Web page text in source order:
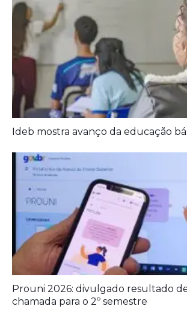
Ideb mostra avanço da educação
Prouni 2026: divulgado resultado
chamada para o 2º semestre